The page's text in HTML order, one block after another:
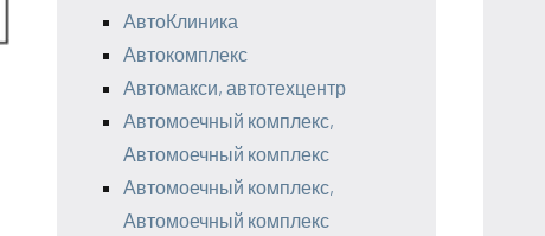
АвтоКлиника
Автокомплекс
Автомакси, автотехцентр
Автомоечный комплекс,
Автомоечный комплекс
Автомоечный комплекс,
Автомоечный комплекс